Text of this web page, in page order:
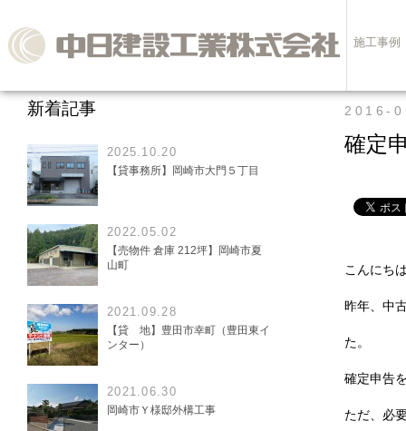
2016-
確定
こんにち
昨年、中
た。
確定申告
ただ、必
新着記事
2025.10.20
【貸事務所】岡崎市大門５丁目
2022.05.02
【売物件 倉庫 212坪】岡崎市夏
山町
2021.09.28
【貸 地】豊田市幸町（豊田東イ
ンター）
2021.06.30
岡崎市Ｙ様邸外構工事
施工事例